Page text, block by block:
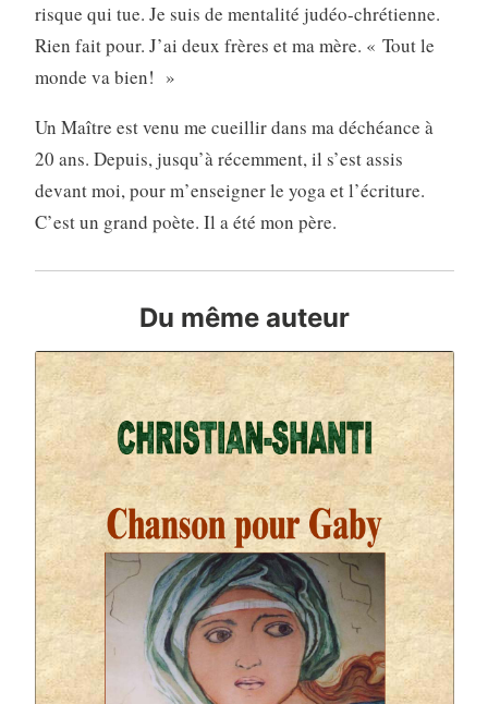
risque qui tue. Je suis de mentalité judéo-chrétienne.
Rien fait pour. J’ai deux frères et ma mère. « Tout le
monde va bien! »
Un Maître est venu me cueillir dans ma déchéance à
20 ans. Depuis, jusqu’à récemment, il s’est assis
devant moi, pour m’enseigner le yoga et l’écriture.
C’est un grand poète. Il a été mon père.
Du même auteur